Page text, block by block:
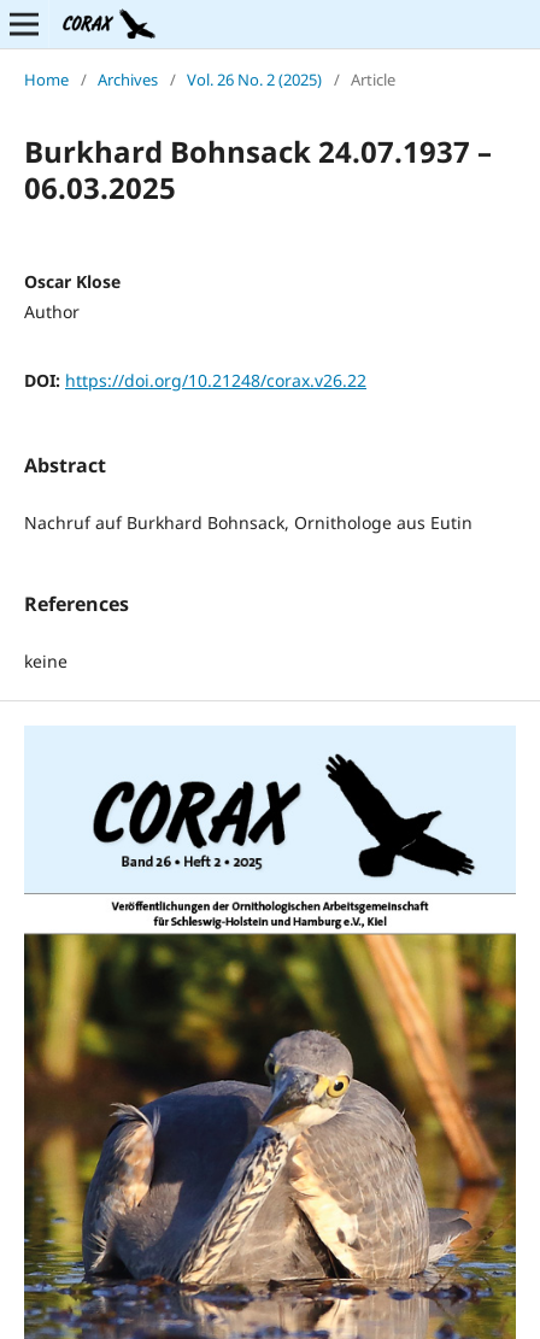
Home / Archives / Vol. 26 No. 2 (2025) / Article
Burkhard Bohnsack 24.07.1937 –
06.03.2025
Oscar Klose
Author
DOI: https://doi.org/10.21248/corax.v26.22
Abstract
Nachruf auf Burkhard Bohnsack, Ornithologe aus Eutin
References
keine